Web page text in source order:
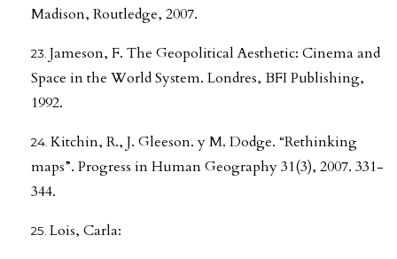
Madison, Routledge, 2007.
Jameson, F. The Geopolitical Aesthetic: Cinema and
Space in the World System. Londres, BFI Publishing,
1992.
Kitchin, R., J. Gleeson. y M. Dodge. “Rethinking
maps”. Progress in Human Geography 31(3), 2007. 331-
344.
Lois, Carla: